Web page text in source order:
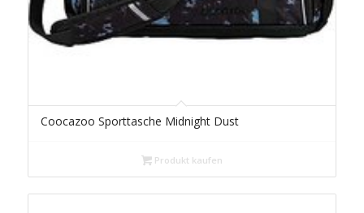
Coocazoo Sporttasche Midnight Dust
Produkt kaufen